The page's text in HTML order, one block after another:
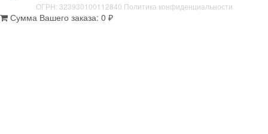
ОГРН: 323930100112840 Политика конфиденциальности
Сумма Вашего заказа: 0 ₽